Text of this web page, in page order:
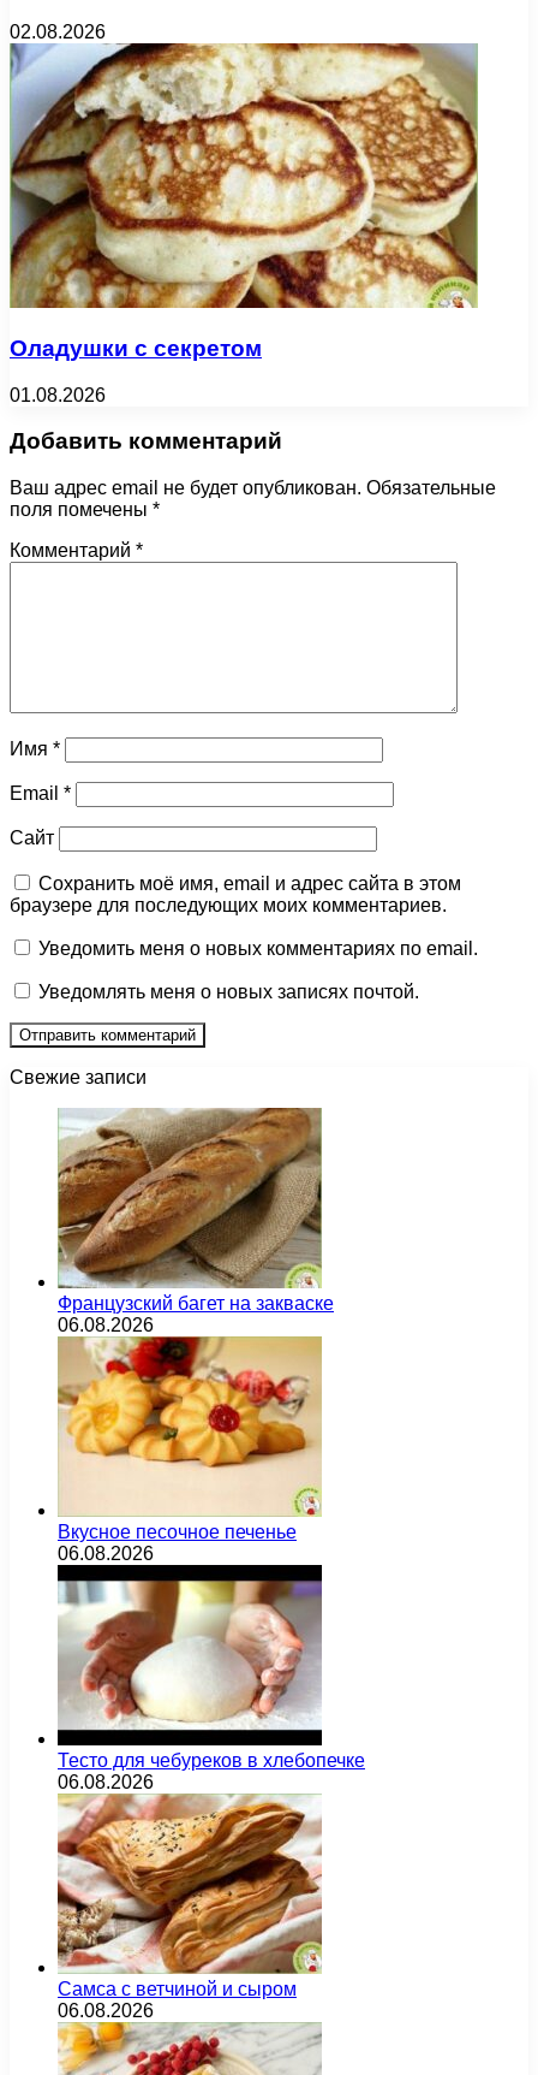
02.08.2026
Оладушки с секретом
01.08.2026
Добавить комментарий
Ваш адрес email не будет опубликован. Обязательные
поля помечены *
Комментарий *
Имя *
Email *
Сайт
Сохранить моё имя, email и адрес сайта в этом
браузере для последующих моих комментариев.
Уведомить меня о новых комментариях по email.
Уведомлять меня о новых записях почтой.
Свежие записи
Французский багет на закваске
06.08.2026
Вкусное песочное печенье
06.08.2026
Тесто для чебуреков в хлебопечке
06.08.2026
Самса с ветчиной и сыром
06.08.2026